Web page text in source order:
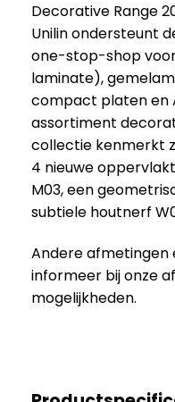
Decorative Range
Unilin ondersteunt
one-stop-shop
laminate),
compact platen en
assortiment
collectie kenmerkt
4 nieuwe
M03, een
subtiele houtnerf
Andere afmetingen
informeer bij onze
mogelijkheden.